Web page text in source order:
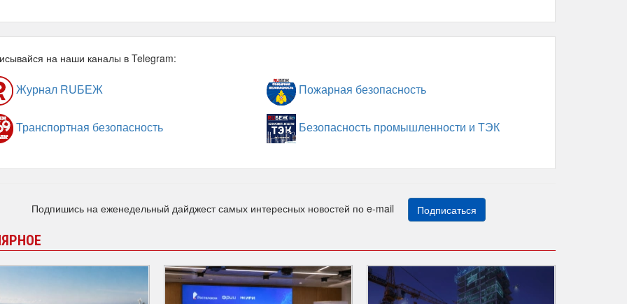
на наши каналы в Telegram:
Журнал RUБЕЖ Пожарная безопасность
Транспортная безопасность Безопасность промышленности и ТЭК
Подпишись на еженедельный дайджест самых интересных новостей по e-mail Подписаться